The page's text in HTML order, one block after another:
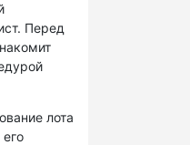
Перед
лота